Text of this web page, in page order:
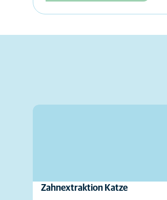
Zahnextraktion Katze